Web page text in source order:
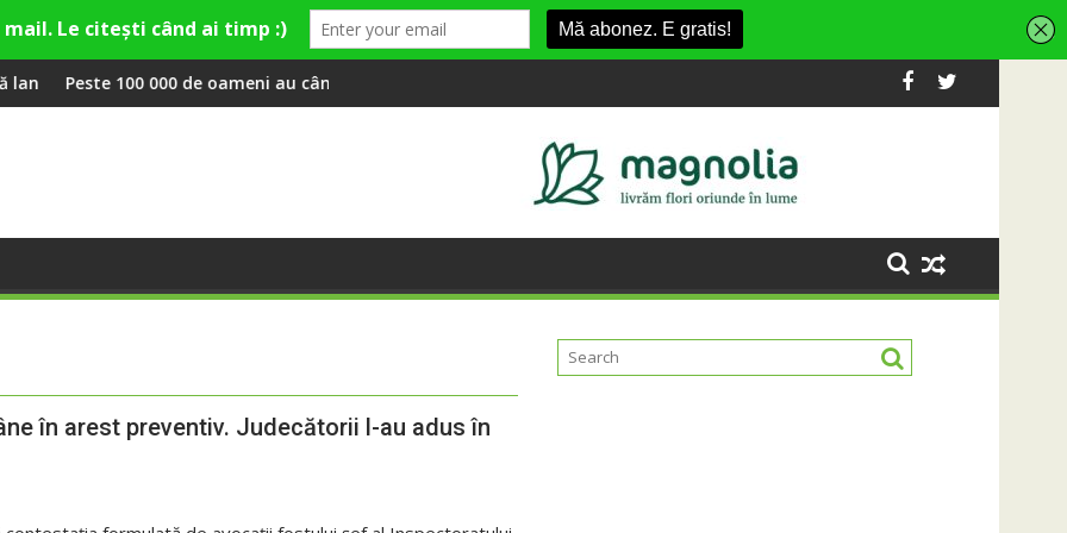
și Theo Rose și comercianți români parteneri, în premieră la Fashion Village
de oameni au cântat, la Untold, împreună cu StingRIVUS transformă fosta platformă Carbochim într-un nou centru cultural și de
Când luna devine o
în arest preventiv. Judecătorii l-au adus în